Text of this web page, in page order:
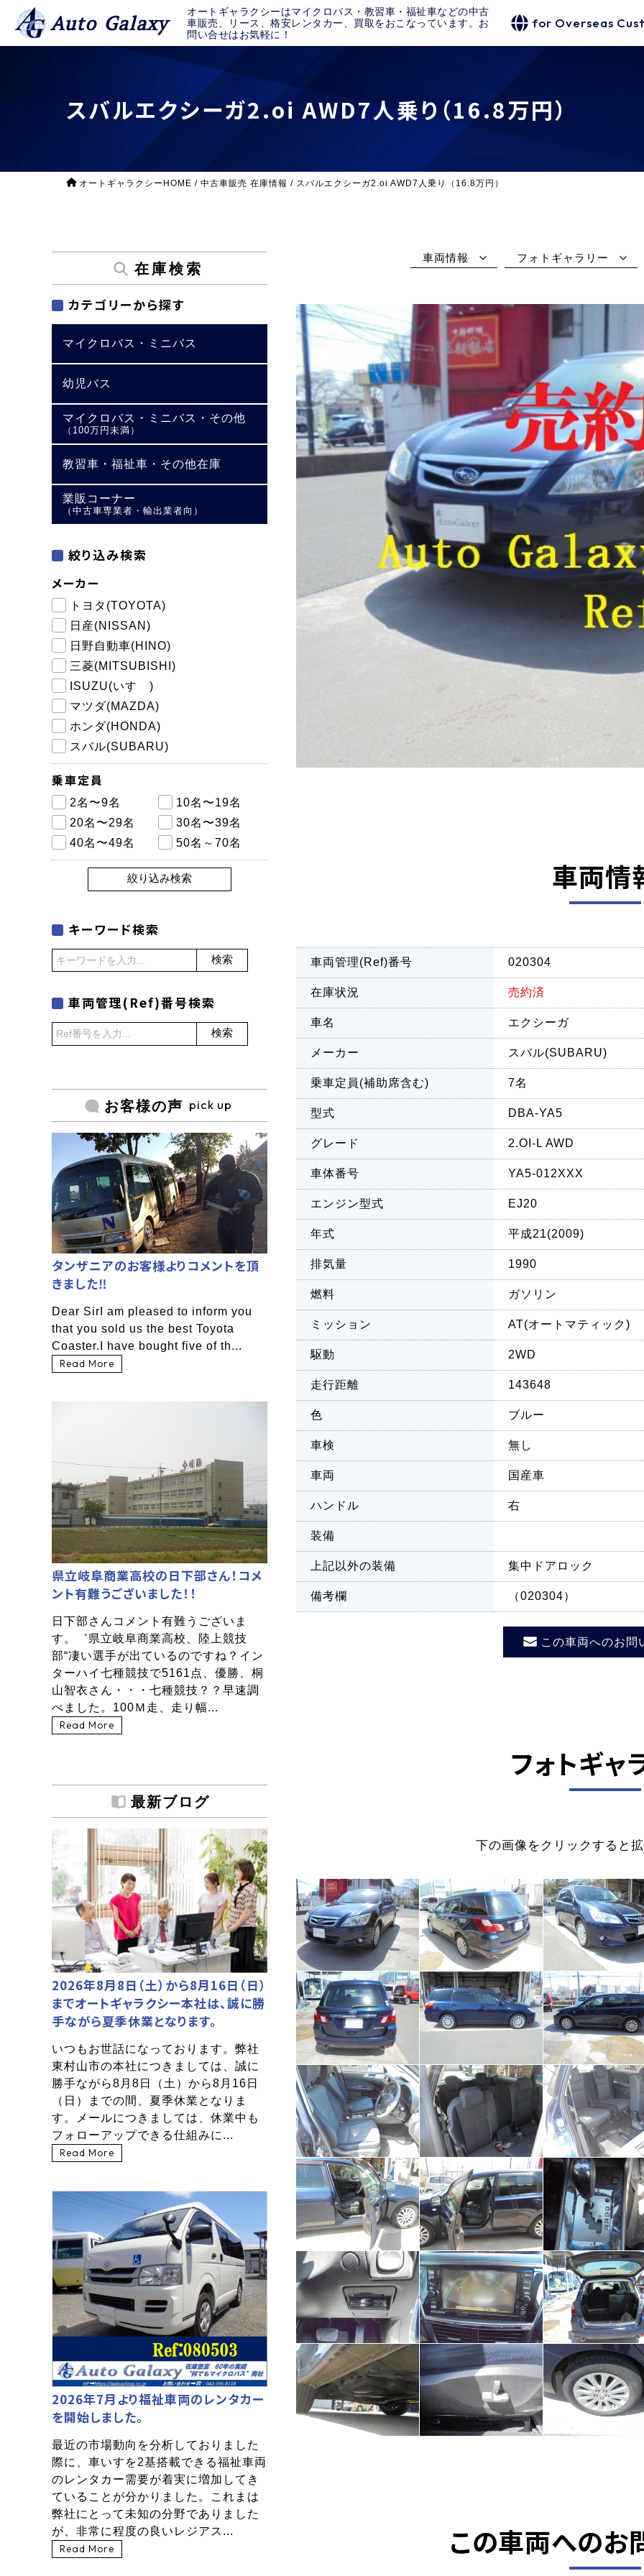
Auto Galaxy
オートギャラクシーはマイクロバス・教習車・福祉車などの中古
車販売、リース、格安レンタカー、買取をおこなっています。お
問い合せはお気軽に！
for Overseas
スバルエクシーガ2.oi AWD7人乗り（16.8万円）
オートギャラクシーHOME / 中古車販売 在庫情報 / スバルエクシーガ2.oi AWD7人乗り（16.8万円）
車両情報 フォトギャラリー
車両情
車両管理(Ref)番号 020304
在庫状況 売約済
車名 エクシーガ
メーカー スバル(SUBARU)
乗車定員(補助席含む) 7名
型式 DBA-YA5
グレード 2.OI-L AWD
車体番号 YA5-012XXX
エンジン型式 EJ20
年式 平成21(2009)
排気量 1990
燃料 ガソリン
ミッション AT(オートマティック)
駆動 2WD
走行距離 143648
色 ブルー
車検 無し
車両 国産車
ハンドル 右
装備
上記以外の装備 集中ドアロック
備考欄 （020304）
この車両へのお問
フォトギャ
下の画像をクリックすると
この車両へのお
在庫検索
カテゴリーから探す
マイクロバス・ミニバス
幼児バス
マイクロバス・ミニバス・その他
（100万円未満）
教習車・福祉車・その他在庫
業販コーナー
（中古車専業者・輸出業者向）
絞り込み検索
メーカー
トヨタ(TOYOTA)
日産(NISSAN)
日野自動車(HINO)
三菱(MITSUBISHI)
ISUZU(いすゞ)
マツダ(MAZDA)
ホンダ(HONDA)
スバル(SUBARU)
乗車定員
2名〜9名
10名〜19名
20名〜29名
30名〜39名
40名〜49名
50名～70名
絞り込み検索
キーワード検索
検索
車両管理(Ref)番号検索
検索
お客様の声 pick up
タンザニアのお客様よりコメントを頂
きました‼
Dear SirI am pleased to inform you
that you sold us the best Toyota
Coaster.I have bought five of th...
Read More
県立岐阜商業高校の日下部さん！コメ
ント有難うございました！！
日下部さんコメント有難うございま
す。゛県立岐阜商業高校、陸上競技
部“凄い選手が出ているのですね？イン
ターハイ七種競技で5161点、優勝、桐
山智衣さん・・・七種競技？？早速調
べました。100Ｍ走、走り幅...
Read More
最新ブログ
2026年8月8日（土）から8月16日（日）
までオートギャラクシー本社は、誠に勝
手ながら夏季休業となります。
いつもお世話になっております。弊社
東村山市の本社につきましては、誠に
勝手ながら8月8日（土）から8月16日
（日）までの間、夏季休業となりま
す。メールにつきましては、休業中も
フォローアップできる仕組みに...
Read More
2026年7月より福祉車両のレンタカー
を開始しました。
最近の市場動向を分析しておりました
際に、車いすを2基搭載できる福祉車両
のレンタカー需要が着実に増加してき
ていることが分かりました。これまは
弊社にとって未知の分野でありました
が、非常に程度の良いレジアス...
Read More